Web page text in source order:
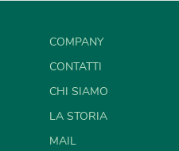
COMPANY
CONTATTI
CHI SIAMO
LA STORIA
MAIL